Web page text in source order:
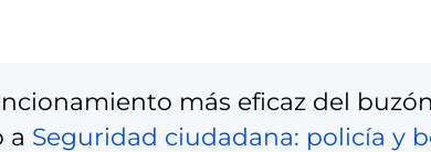
más eficaz del
a Seguridad ciudadana: policía y